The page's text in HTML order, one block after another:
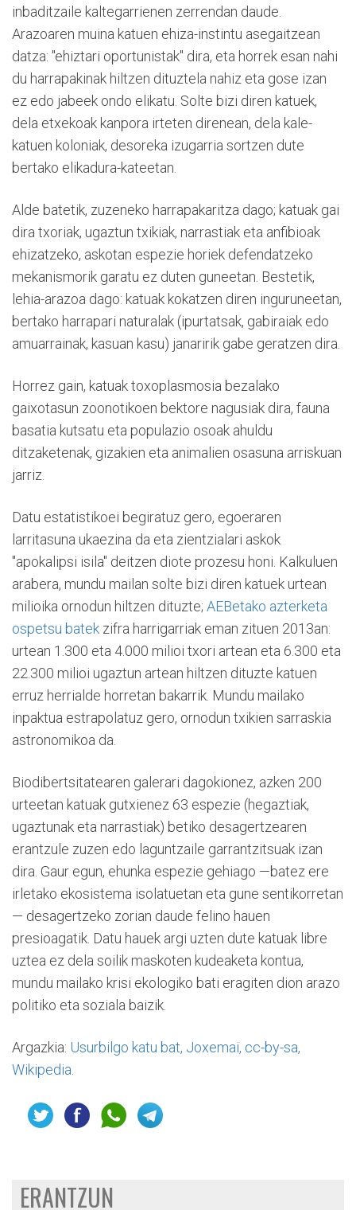
inbaditzaile kaltegarrienen zerrendan daude.
Arazoaren muina katuen ehiza-instintu asegaitzean
datza: "ehiztari oportunistak" dira, eta horrek esan nahi
du harrapakinak hiltzen dituztela nahiz eta gose izan
ez edo jabeek ondo elikatu. Solte bizi diren katuek,
dela etxekoak kanpora irteten direnean, dela kale-
katuen koloniak, desoreka izugarria sortzen dute
bertako elikadura-kateetan.
Alde batetik, zuzeneko harrapakaritza dago; katuak gai
dira txoriak, ugaztun txikiak, narrastiak eta anfibioak
ehizatzeko, askotan espezie horiek defendatzeko
mekanismorik garatu ez duten guneetan. Bestetik,
lehia-arazoa dago: katuak kokatzen diren inguruneetan,
bertako harrapari naturalak (ipurtatsak, gabiraiak edo
amuarrainak, kasuan kasu) janaririk gabe geratzen dira.
Horrez gain, katuak toxoplasmosia bezalako
gaixotasun zoonotikoen bektore nagusiak dira, fauna
basatia kutsatu eta populazio osoak ahuldu
ditzaketenak, gizakien eta animalien osasuna arriskuan
jarriz.
Datu estatistikoei begiratuz gero, egoeraren
larritasuna ukaezina da eta zientzialari askok
"apokalipsi isila" deitzen diote prozesu honi. Kalkuluen
arabera, mundu mailan solte bizi diren katuek urtean
milioika ornodun hiltzen dituzte; AEBetako azterketa
ospetsu batek zifra harrigarriak eman zituen 2013an:
urtean 1.300 eta 4.000 milioi txori artean eta 6.300 eta
22.300 milioi ugaztun artean hiltzen dituzte katuen
erruz herrialde horretan bakarrik. Mundu mailako
inpaktua estrapolatuz gero, ornodun txikien sarraskia
astronomikoa da.
Biodibertsitatearen galerari dagokionez, azken 200
urteetan katuak gutxienez 63 espezie (hegaztiak,
ugaztunak eta narrastiak) betiko desagertzearen
erantzule zuzen edo laguntzaile garrantzitsuak izan
dira. Gaur egun, ehunka espezie gehiago —batez ere
irletako ekosistema isolatuetan eta gune sentikorretan
— desagertzeko zorian daude felino hauen
presioagatik. Datu hauek argi uzten dute katuak libre
uztea ez dela soilik maskoten kudeaketa kontua,
mundu mailako krisi ekologiko bati eragiten dion arazo
politiko eta soziala baizik.
Argazkia: Usurbilgo katu bat, Joxemai, cc-by-sa,
Wikipedia
ERANTZUN